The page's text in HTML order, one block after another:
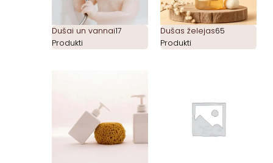
Dušai un vannai17
Produkti
Dušas želejas65
Produkti